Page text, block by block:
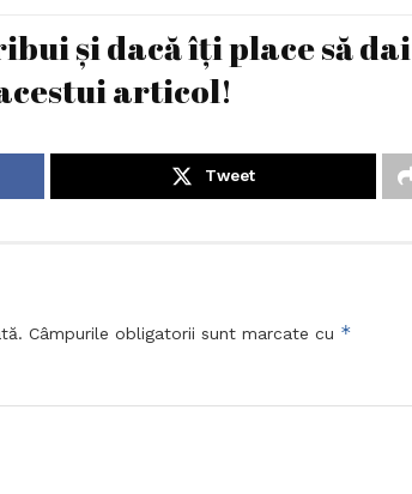
și dacă îți place să dai
articol!
Tweet
Câmpurile obligatorii sunt marcate cu *